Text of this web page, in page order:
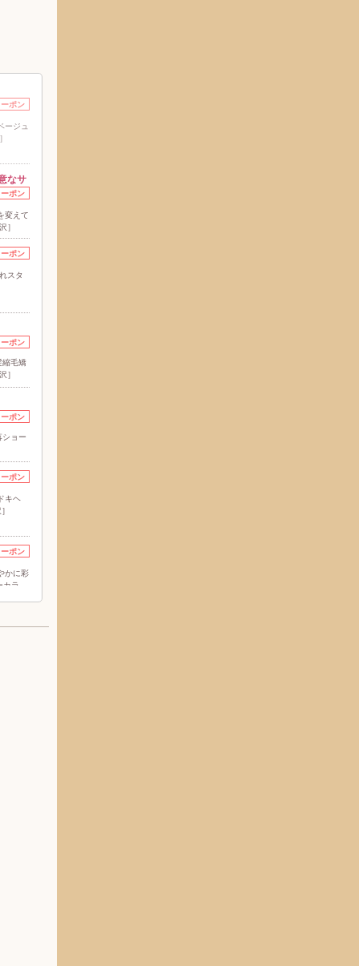
ポン
ージュ
なサ
ポン
変えて
］
ポン
スタ
ポン
縮毛矯
］
ポン
ショー
ポン
キヘ
ポン
かに彩
カラ